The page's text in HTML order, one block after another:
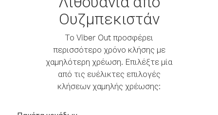
Ουζμπεκιστάν
Το Viber Out προσφέρει
περισσότερο χρόνο κλήσης με
χαμηλότερη χρέωση. Επιλέξτε μία
από τις ευέλικτες επιλογές
κλήσεων χαμηλής χρέωσης: